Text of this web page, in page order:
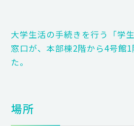
大学生活の手続きを行う「学
窓口が、本部棟2階から4号館
た。
場所